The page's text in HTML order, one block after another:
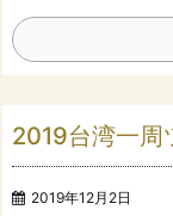
2019台湾一
2019年12月2日